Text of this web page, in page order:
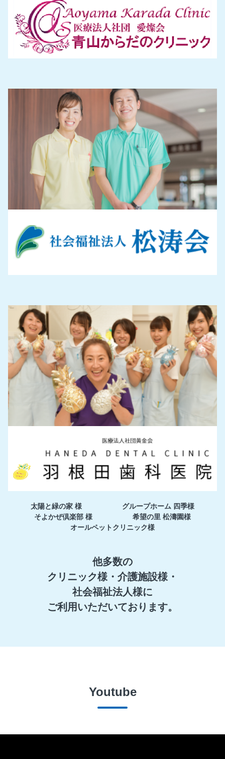
太陽と緑の家 様
グループホーム 四季様
そよかぜ倶楽部 様
希望の里 松濤園様
オールペットクリニック様
他多数の
クリニック様・介護施設様・
社会福祉法人様に
ご利用いただいております。
Youtube